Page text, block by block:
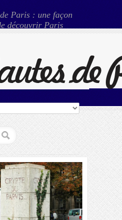
Paris : une façon
découvrir Paris